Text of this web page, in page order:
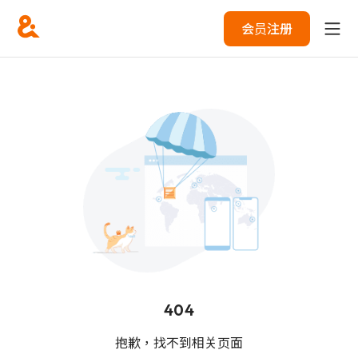
会员注册
404
抱歉，找不到相关页面